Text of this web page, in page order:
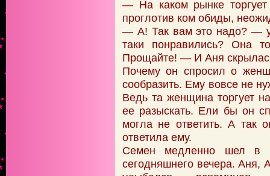
— На каком рынке
проглотив ком обиды,
— А! Так вам это надо? —
таки понравились? Она
Прощайте! — И Аня
Почему он спросил о
сообразить. Ему вовсе не
Ведь та женщина торгует
ее разыскать. Ели бы он
могла не ответить. А так
ответила ему.
Семен медленно шел в
сегодняшнего вечера. Аня,